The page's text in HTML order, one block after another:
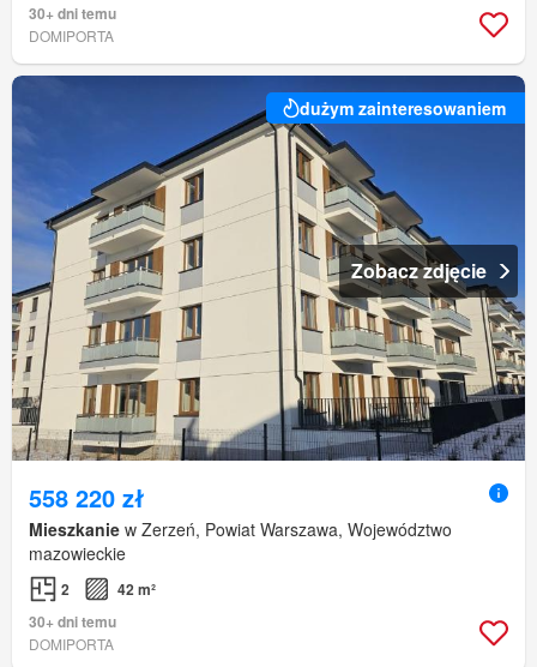
30+ dni temu
DOMIPORTA
dużym zainteresowaniem
Zobacz zdjęcie
558 220 zł
Mieszkanie w Zerzeń, Powiat Warszawa, Województwo
mazowieckie
2
42 m²
30+ dni temu
DOMIPORTA